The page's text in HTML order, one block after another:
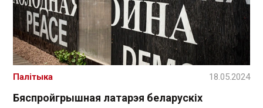
Бяспройгрышная латарэя беларускіх
Палітыка 18.05.2024